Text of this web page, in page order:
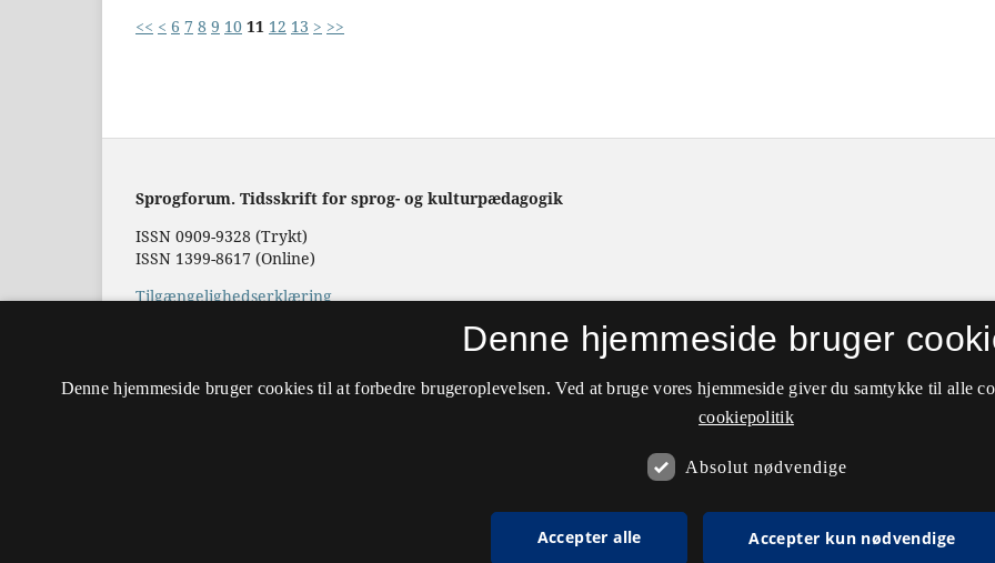
<< < 6 7 8 9 10 11 12 13 > >>
Sprogforum. Tidsskrift for sprog- og kulturpædagogik
ISSN 0909-9328 (Trykt)
ISSN 1399-8617 (Online)
Tilgængelighedserklæring
Denne hjemmeside bruger
Denne hjemmeside bruger cookies til at forbedre brugeroplevelsen. Ved at bruge vores hjemmeside giver du samtykke til alle
cookiepolitik
Absolut nødvendige
Accepter alle Accepter kun nødvendige